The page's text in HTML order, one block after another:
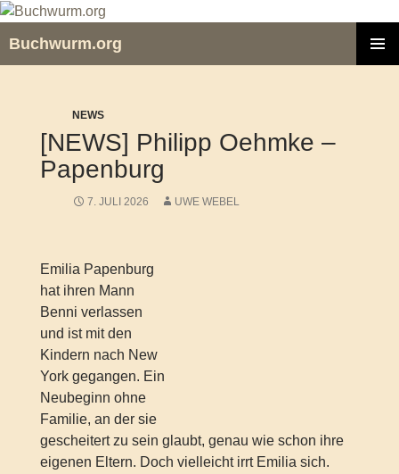
Zum
springen
Buchwurm.org
NEWS
[NEWS] Philipp Oehmke –
Papenburg
7. JULI 2026 UWE WEBEL
Emilia Papenburg
hat ihren Mann
Benni verlassen
und ist mit den
Kindern nach New
York gegangen. Ein
Neubeginn ohne
Familie, an der sie
gescheitert zu sein glaubt, genau wie schon ihre
eigenen Eltern. Doch vielleicht irrt Emilia sich.